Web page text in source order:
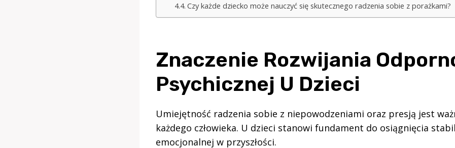
Czy każde dziecko może nauczyć się skutecznego radzenia sobie z porażkami?
Znaczenie Rozwijania
Psychicznej U Dzieci
Umiejętność radzenia sobie z niepowodzeniami oraz presją jest
każdego człowieka. U dzieci stanowi fundament do osiągnięcia
emocjonalnej w przyszłości.